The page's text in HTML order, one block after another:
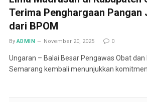
Terima Penghargaan Pangan
dari BPOM
By ADMIN November 20, 2025 0
Ungaran – Balai Besar Pengawas Obat dan
Semarang kembali menunjukkan